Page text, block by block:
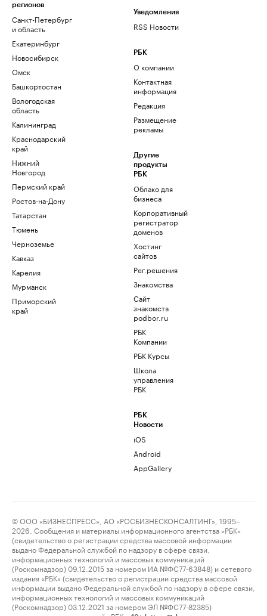
регионов
Санкт-Петербург
и область
Екатеринбург
Новосибирск
Омск
Башкортостан
Вологодская
область
Калининград
Краснодарский
край
Нижний
Новгород
Пермский край
Ростов-на-Дону
Татарстан
Тюмень
Черноземье
Кавказ
Карелия
Мурманск
Приморский
край
Уведомления
RSS Новости
РБК
О компании
Контактная
информация
Редакция
Размещение
рекламы
Другие
продукты
РБК
Облако для
бизнеса
Корпоративный
регистратор
доменов
Хостинг
сайтов
Рег.решения
Знакомства
Сайт
знакомств
podbor.ru
РБК
Компании
РБК Курсы
Школа
управления
РБК
РБК
Новости
iOS
Android
AppGallery
© ООО «БИЗНЕСПРЕСС», АО «РОСБИЗНЕСКОНСАЛТИНГ», 1995–
2026. Сообщения и материалы информационного агентства «РБК»
(свидетельство о регистрации средства массовой информации
выдано Федеральной службой по надзору в сфере связи,
информационных технологий и массовых коммуникаций
(Роскомнадзор) 09.12.2015 за номером ИА №ФС77-63848) и сетевого
издания «РБК» (свидетельство о регистрации средства массовой
информации выдано Федеральной службой по надзору в сфере связи,
информационных технологий и массовых коммуникаций
(Роскомнадзор) 03.12.2021 за номером ЭЛ №ФС77-82385)